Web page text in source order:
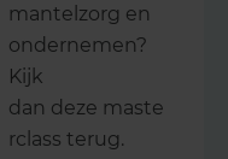
mantelzorg en
ondernemen?
Kijk
dan deze maste
rclass terug.